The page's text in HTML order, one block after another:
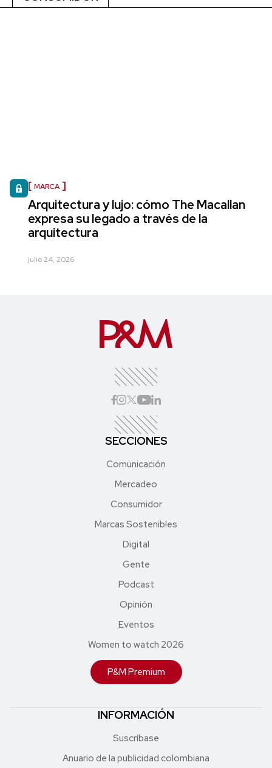
MARCA
Arquitectura y lujo: cómo The Macallan
expresa su legado a través de la
arquitectura
julio 24, 2026
SECCIONES
Comunicación
Mercadeo
Consumidor
Marcas Sostenibles
Digital
Gente
Podcast
Opinión
Eventos
Women to watch 2026
P&M Premium
INFORMACIÓN
Suscríbase
Anuario de la publicidad colombiana